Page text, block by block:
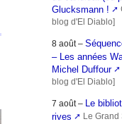
Glucksmann !
blog d'El Diablo]
8 août –
– Les années
Michel Duffour
blog d'El Diablo]
7 août – Le
rives Le Grand